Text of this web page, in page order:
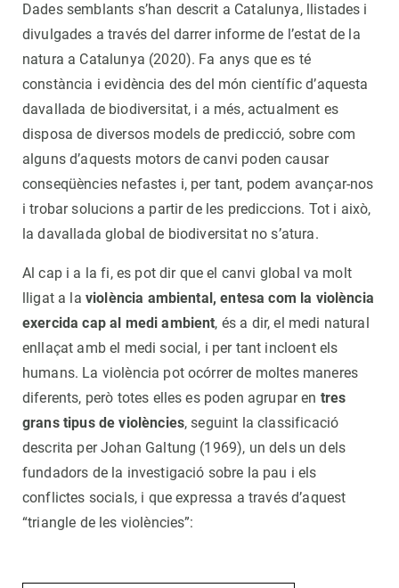
Dades semblants s’han descrit a Catalunya, llistades i
divulgades a través del darrer informe de l’estat de la
natura a Catalunya (2020). Fa anys que es té
constància i evidència des del món científic d’aquesta
davallada de biodiversitat, i a més, actualment es
disposa de diversos models de predicció, sobre com
alguns d’aquests motors de canvi poden causar
conseqüències nefastes i, per tant, podem avançar-nos
i trobar solucions a partir de les prediccions. Tot i això,
la davallada global de biodiversitat no s’atura.
Al cap i a la fi, es pot dir que el canvi global va molt
lligat a la violència ambiental, entesa com la violència
exercida cap al medi ambient, és a dir, el medi natural
enllaçat amb el medi social, i per tant incloent els
humans. La violència pot ocórrer de moltes maneres
diferents, però totes elles es poden agrupar en tres
grans tipus de violències, seguint la classificació
descrita per Johan Galtung (1969), un dels un dels
fundadors de la investigació sobre la pau i els
conflictes socials, i que expressa a través d’aquest
“triangle de les violències”: